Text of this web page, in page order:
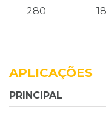
280
APLICAÇÕES
PRINCIPAL